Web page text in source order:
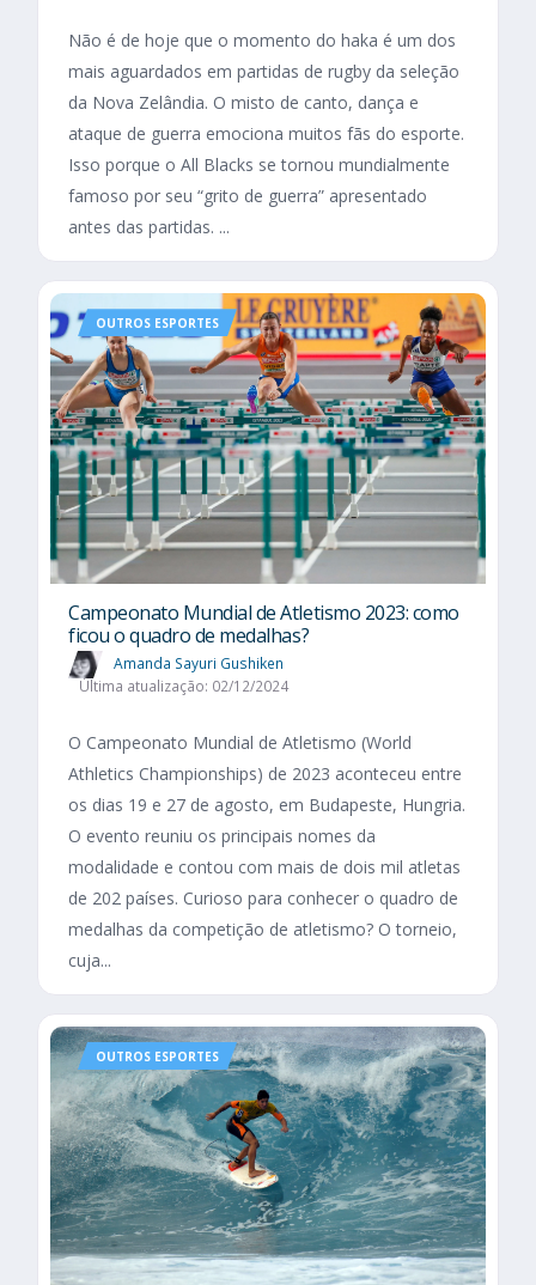
Não é de hoje que o momento do haka é um dos
mais aguardados em partidas de rugby da seleção
da Nova Zelândia. O misto de canto, dança e
ataque de guerra emociona muitos fãs do esporte.
Isso porque o All Blacks se tornou mundialmente
famoso por seu “grito de guerra” apresentado
antes das partidas. ...
OUTROS ESPORTES
Campeonato Mundial de Atletismo 2023: como
ficou o quadro de medalhas?
Amanda Sayuri Gushiken
Última atualização: 02/12/2024
O Campeonato Mundial de Atletismo (World
Athletics Championships) de 2023 aconteceu entre
os dias 19 e 27 de agosto, em Budapeste, Hungria.
O evento reuniu os principais nomes da
modalidade e contou com mais de dois mil atletas
de 202 países. Curioso para conhecer o quadro de
medalhas da competição de atletismo? O torneio,
cuja...
OUTROS ESPORTES